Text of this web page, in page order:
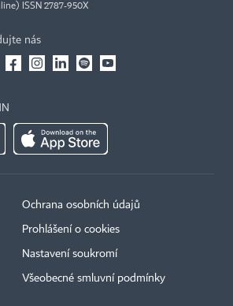
ISSN 2787-950X
nás
Ochrana osobních údajů
Prohlášení o cookies
Nastavení soukromí
Všeobecné smluvní podmínky